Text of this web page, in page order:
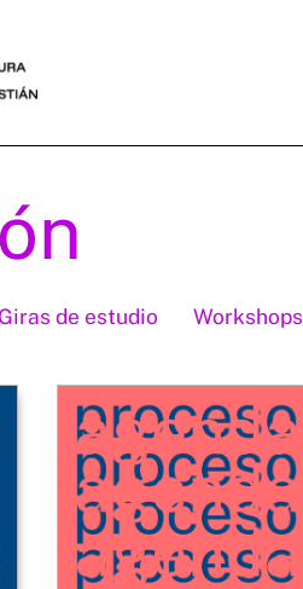
Giras de estudio Workshops